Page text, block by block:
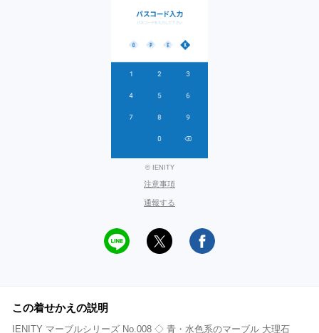
© IENITY
注意事項
通報する
この着せかえの説明
IENITY マーブルシリーズ No.008 ◇ 青・水色系のマーブル 大理石